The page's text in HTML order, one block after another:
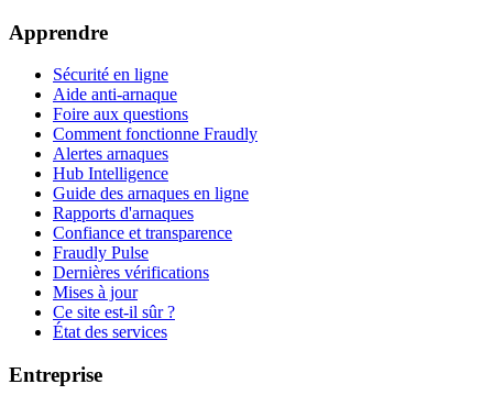
Apprendre
Sécurité en ligne
Aide anti-arnaque
Foire aux questions
Comment fonctionne Fraudly
Alertes arnaques
Hub Intelligence
Guide des arnaques en ligne
Rapports d'arnaques
Confiance et transparence
Fraudly Pulse
Dernières vérifications
Mises à jour
Ce site est-il sûr ?
État des services
Entreprise